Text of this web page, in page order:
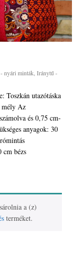
nyári minták,Iránytű -
Toszkán utazótáska
mély Az
és 0,75 cm-
anyagok: 30
cm bézs
a (z)
terméket.